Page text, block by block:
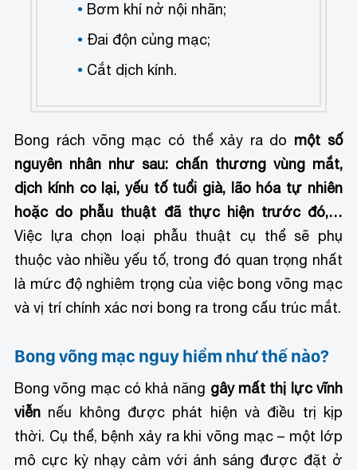
Bơm khí nở nội nhãn;
Đai độn củng mạc;
Cắt dịch kính.
Bong rách võng mạc có thể xảy ra do một số
nguyên nhân như sau: chấn thương vùng mắt,
dịch kính co lại, yếu tố tuổi già, lão hóa tự nhiên
hoặc do phẫu thuật đã thực hiện trước đó,…
Việc lựa chọn loại phẫu thuật cụ thể sẽ phụ
thuộc vào nhiều yếu tố, trong đó quan trọng nhất
là mức độ nghiêm trọng của việc bong võng mạc
và vị trí chính xác nơi bong ra trong cấu trúc mắt.
Bong võng mạc nguy hiểm như thế nào?
Bong võng mạc có khả năng gây mất thị lực vĩnh
viễn nếu không được phát hiện và điều trị kịp
thời. Cụ thể, bệnh xảy ra khi võng mạc – một lớp
mô cực kỳ nhạy cảm với ánh sáng được đặt ở